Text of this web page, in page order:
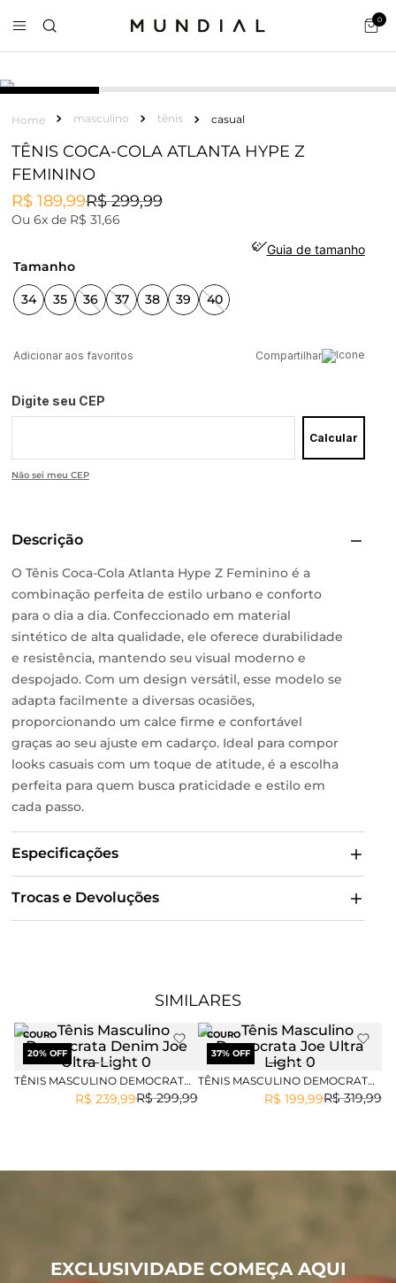
0
masculino tênis casual
TÊNIS COCA-COLA ATLANTA HYPE Z
FEMININO
R$ 299,99
R$ 189,99
Ou 6x de R$ 31,66
Guia de tamanho
tamanho
34 35 36 37 38 39 40
Compartilhar
Digite seu CEP
Calcular
Não sei meu CEP
Descrição
O Tênis Coca-Cola Atlanta Hype Z Feminino é a
combinação perfeita de estilo urbano e conforto
para o dia a dia. Confeccionado em material
sintético de alta qualidade, ele oferece durabilidade
e resistência, mantendo seu visual moderno e
despojado. Com um design versátil, esse modelo se
adapta facilmente a diversas ocasiões,
proporcionando um calce firme e confortável
graças ao seu ajuste em cadarço. Ideal para compor
looks casuais com um toque de atitude, é a escolha
perfeita para quem busca praticidade e estilo em
cada passo.
Especificações
Trocas e Devoluções
SIMILARES
COURO
20% OFF
TÊNIS MASCULINO DEMOCRATA
DENIM JOE ULTRA LIGHT
R$ 299,99
R$ 239,99
COURO
37% OFF
TÊNIS MASCULINO DEMOCRATA
JOE ULTRA LIGHT
R$ 319,99
R$ 199,99
EXCLUSIVIDADE COMEÇA AQUI